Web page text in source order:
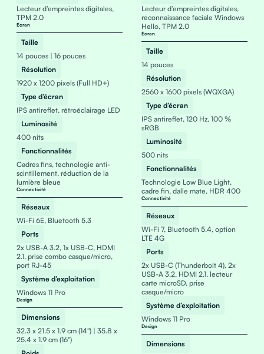
Lecteur d’empreintes digitales,
TPM 2.0
Écran
Taille
14 pouces | 16 pouces
Résolution
1920 x 1200 pixels (Full HD+)
Type d’écran
IPS antireflet, rétroéclairage LED
Luminosité
400 nits
Fonctionnalités
Cadres fins, technologie anti-
scintillement, réduction de la
lumière bleue
Connectivité
Réseaux
Wi-Fi 6E, Bluetooth 5.3
Ports
2x USB-A 3.2, 1x USB-C, HDMI
2.1, prise combo casque/micro,
port RJ-45
Système d’exploitation
Windows 11 Pro
Design
Dimensions
32.3 x 21.5 x 1.9 cm (14") | 35.8 x
25.4 x 1.9 cm (16")
Lecteur d’empreintes digitales,
reconnaissance faciale Windows
Hello, TPM 2.0
Écran
Taille
14 pouces
Résolution
2560 x 1600 pixels (WQXGA)
Type d’écran
IPS antireflet, 120 Hz, 100 %
sRGB
Luminosité
500 nits
Fonctionnalités
Technologie Low Blue Light,
cadre fin, dalle mate, HDR 400
Connectivité
Réseaux
Wi-Fi 7, Bluetooth 5.4, option
LTE 4G
Ports
2x USB-C (Thunderbolt 4), 2x
USB-A 3.2, HDMI 2.1, lecteur
carte microSD, prise
casque/micro
Système d’exploitation
Windows 11 Pro
Design
Dimensions